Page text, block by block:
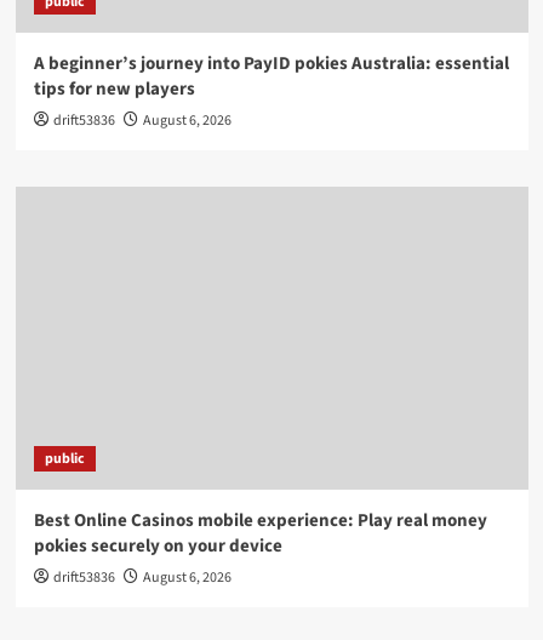
A beginner’s journey into PayID pokies Australia: essential
tips for new players
drift53836 August 6, 2026
public
Best Online Casinos mobile experience: Play real money
pokies securely on your device
drift53836 August 6, 2026